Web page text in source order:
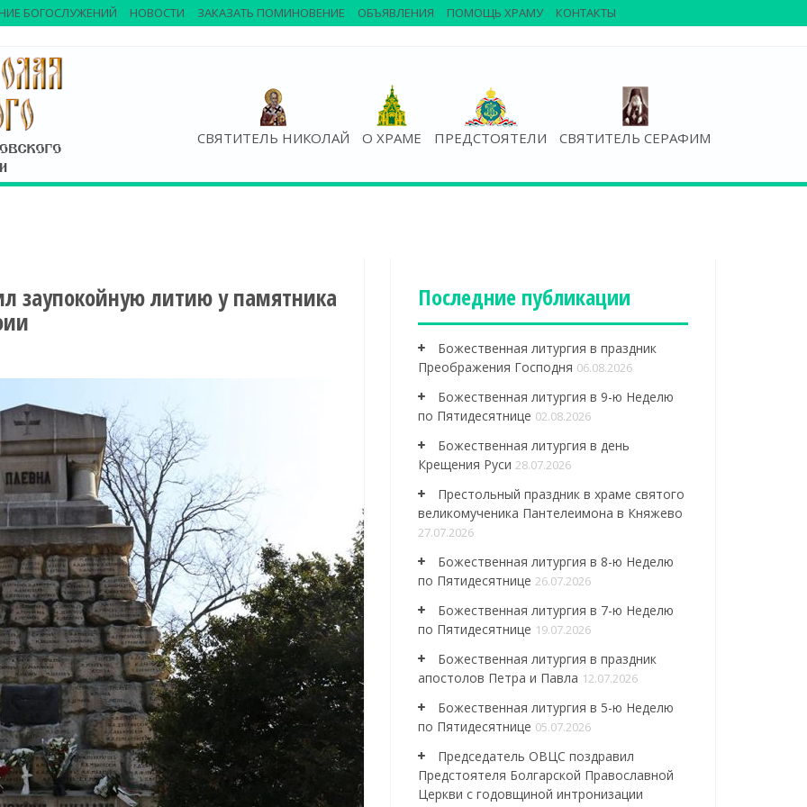
СВЯТИТЕЛЬ НИКОЛАЙ О ХРАМЕ ПРЕДСТОЯТЕЛИ СВЯТИТЕЛЬ СЕРАФИМ
БОГОСЛУЖЕНИЙ НОВОСТИ ЗАКАЗАТЬ ПОМИНОВЕНИЕ ОБЪЯВЛЕНИЯ ПОМОЩЬ ХРАМУ КОНТАКТЫ
заупокойную литию у памятника Последние публикации
Божественная литургия в праздник
Преображения Господня 06.08.2026
Божественная литургия в 9-ю Неделю
по Пятидесятнице 02.08.2026
Божественная литургия в день
Крещения Руси 28.07.2026
Престольный праздник в храме святого
великомученика Пантелеимона в Княжево
27.07.2026
Божественная литургия в 8-ю Неделю
по Пятидесятнице 26.07.2026
Божественная литургия в 7-ю Неделю
по Пятидесятнице 19.07.2026
Божественная литургия в праздник
апостолов Петра и Павла 12.07.2026
Божественная литургия в 5-ю Неделю
по Пятидесятнице 05.07.2026
Председатель ОВЦС поздравил
Предстоятеля Болгарской Православной
Церкви с годовщиной интронизации